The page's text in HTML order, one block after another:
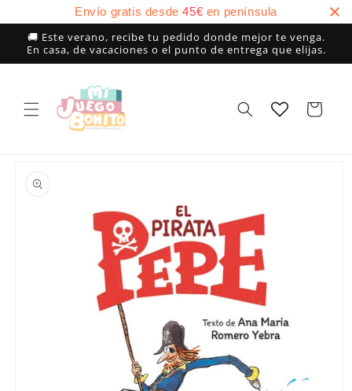
Envío gratis desde45€ en península
directamente
al contenido
🚚 Este verano, recibe tu pedido donde mejor te venga.
En casa, de vacaciones o el punto de entrega que elijas.
Carrito
a la
información